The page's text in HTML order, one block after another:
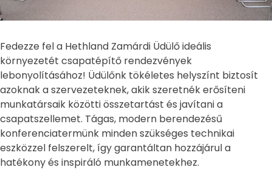
Fedezze fel a Hethland Zamárdi Üdülő ideális
környezetét csapatépítő rendezvények
lebonyolításához! Üdülőnk tökéletes helyszínt biztosít
azoknak a szervezeteknek, akik szeretnék erősíteni
munkatársaik közötti összetartást és javítani a
csapatszellemet. Tágas, modern berendezésű
konferenciatermünk minden szükséges technikai
eszközzel felszerelt, így garantáltan hozzájárul a
hatékony és inspiráló munkamenetekhez.